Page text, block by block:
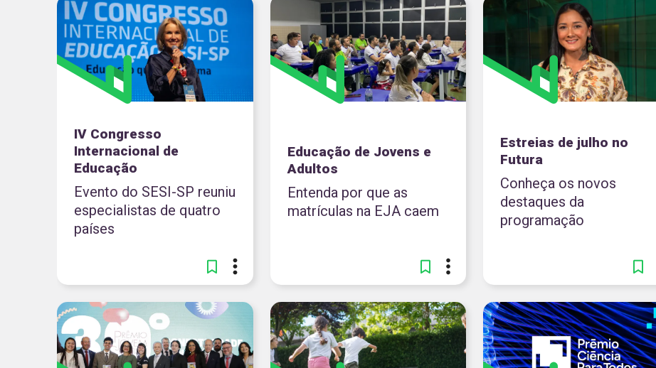
IV Congresso
Internacional de
Educação
Evento do SESI-SP reuniu
especialistas de quatro
países
Educação de Jovens e
Adultos
Entenda por que as
matrículas na EJA caem
Estreias de julho no
Futura
Conheça os novos
destaques da
programação